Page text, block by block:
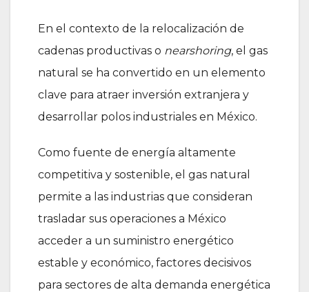
En el contexto de la relocalización de
cadenas productivas o nearshoring, el gas
natural se ha convertido en un elemento
clave para atraer inversión extranjera y
desarrollar polos industriales en México.
Como fuente de energía altamente
competitiva y sostenible, el gas natural
permite a las industrias que consideran
trasladar sus operaciones a México
acceder a un suministro energético
estable y económico, factores decisivos
para sectores de alta demanda energética